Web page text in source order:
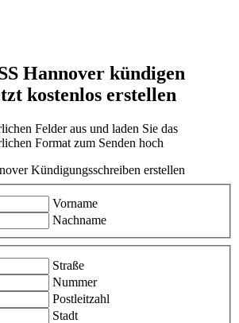
Hannover kündigen
kostenlos erstellen
Felder aus und laden Sie das
Format zum Senden hoch
Kündigungsschreiben erstellen
Vorname
Nachname
Straße
Nummer
Postleitzahl
Stadt